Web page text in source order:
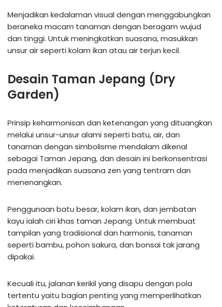
Menjadikan kedalaman visual dengan menggabungkan
beraneka macam tanaman dengan beragam wujud
dan tinggi. Untuk meningkatkan suasana, masukkan
unsur air seperti kolam ikan atau air terjun kecil.
Desain Taman Jepang (Dry
Garden)
Prinsip keharmonisan dan ketenangan yang dituangkan
melalui unsur-unsur alami seperti batu, air, dan
tanaman dengan simbolisme mendalam dikenal
sebagai Taman Jepang, dan desain ini berkonsentrasi
pada menjadikan suasana zen yang tentram dan
menenangkan.
Penggunaan batu besar, kolam ikan, dan jembatan
kayu ialah ciri khas taman Jepang. Untuk membuat
tampilan yang tradisional dan harmonis, tanaman
seperti bambu, pohon sakura, dan bonsai tak jarang
dipakai.
Kecuali itu, jalanan kerikil yang disapu dengan pola
tertentu yaitu bagian penting yang memperlihatkan